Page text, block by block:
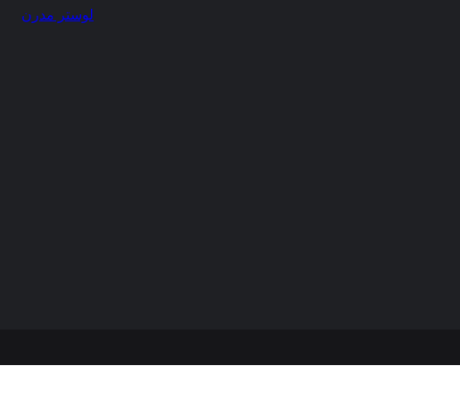
لوستر مدرن